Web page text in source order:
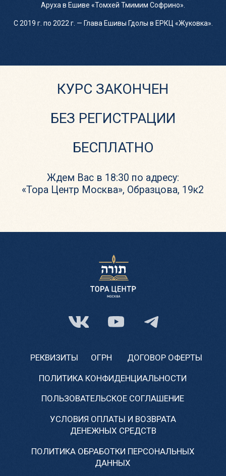
Аруха в Ешиве «Томхей Тмимим Софрино».
С 2019 г. по 2022 г. — Глава Ешивы Гдолы в ЕРКЦ «Жуковка».